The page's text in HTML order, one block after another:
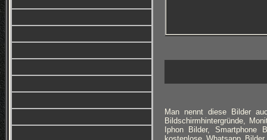
Man nennt diese Bilder
Bildschirmhintergründe,
Iphon Bilder, Smartphone